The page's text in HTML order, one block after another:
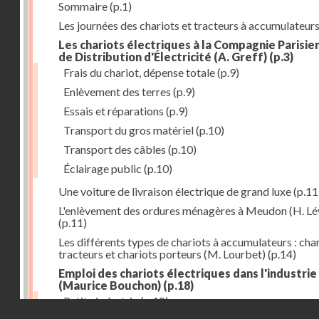
Sommaire(p.1)
Les journées des chariots et tracteurs à accumulateurs
Les chariots électriques à la Compagnie
de Distribution d'Électricité (A. Greff) (p.3)
Frais du chariot, dépense totale(p.9)
Enlèvement des terres (p.9)
Essais et réparations (p.9)
Transport du gros matériel(p.10)
Transport des câbles (p.10)
Éclairage public (p.10)
Une voiture de livraison électrique de grand luxe
L'enlèvement des ordures ménagères à Meudon (H.
(p.11)
Les différents types de chariots à accumulateurs :
tracteurs et chariots porteurs (M. Lourbet) (p.14)
Emploi des chariots électriques dans l'industrie
(Maurice Bouchon) (p.18)
Petite industrie(p.18)